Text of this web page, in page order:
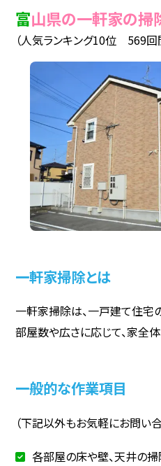
富山県の一軒家の
（人気ランキング10位 569回
一軒家掃除とは
一軒家掃除は、一戸建て住宅
部屋数や広さに応じて、家全
一般的な作業項目
（下記以外もお気軽にお問い合
各部屋の床や壁、天井の